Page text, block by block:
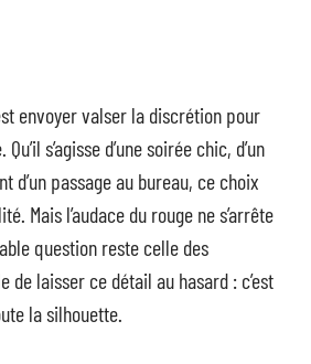
envoyer valser la discrétion pour
s’agisse d’une soirée chic, d’un
d’un passage au bureau, ce choix
Mais l’audace du rouge ne s’arrête
question reste celle des
de laisser ce détail au hasard : c’est
la silhouette.